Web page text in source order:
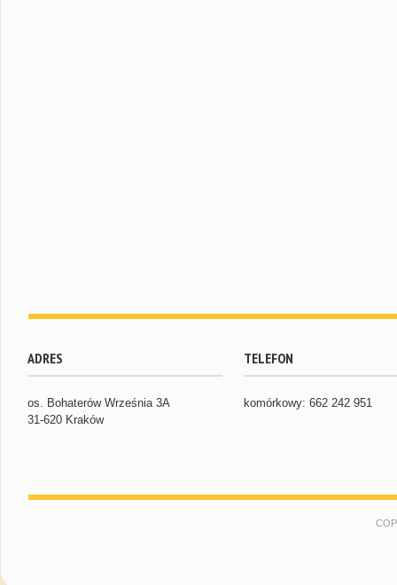
ADRES
os. Bohaterów Września 3A
31-620 Kraków
TELEFON
komórkowy: 662 242 951